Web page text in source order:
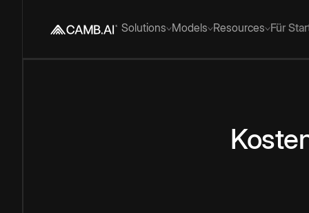
Solutions Models Resources Für